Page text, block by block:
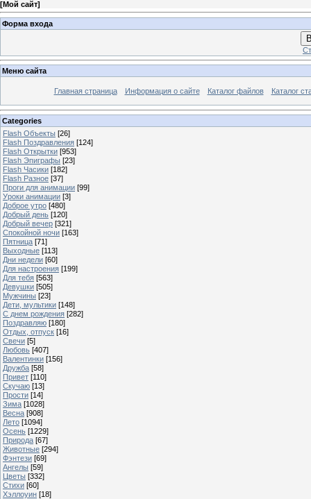
[Мой сайт]
Форма входа
Меню сайта
Главная страница Информация о сайте Каталог файлов Каталог
Categories
Flash Объекты [26]
Flash Поздравления [124]
Flash Открытки [953]
Flash Эпиграфы [23]
Flash Часики [182]
Flash Разное [37]
Проги для анимации [99]
Уроки анимации [3]
Доброе утро [480]
Добрый день [120]
Добрый вечер [321]
Спокойной ночи [163]
Пятница [71]
Выходные [113]
Дни недели [60]
Для настроения [199]
Для тебя [563]
Девушки [505]
Мужчины [23]
Дети, мультики [148]
С днем рождения [282]
Поздравляю [180]
Отдых, отпуск [16]
Свечи [5]
Любовь [407]
Валентинки [156]
Дружба [58]
Привет [110]
Скучаю [13]
Прости [14]
Зима [1028]
Весна [908]
Лето [1094]
Осень [1229]
Природа [67]
Животные [294]
Фэнтези [69]
Ангелы [59]
Цветы [332]
Стихи [60]
Хэллоуин [18]